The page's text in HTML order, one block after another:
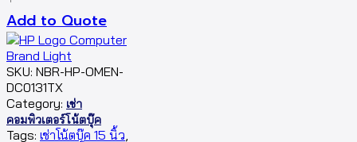
Add to Quote
SKU: NBR-HP-OMEN-
DC0131TX
Category: เช่า
คอมพิวเตอร์โน้ตบุ๊ค
Tags: เช่าโน้ตบุ๊ค 15 นิ้ว